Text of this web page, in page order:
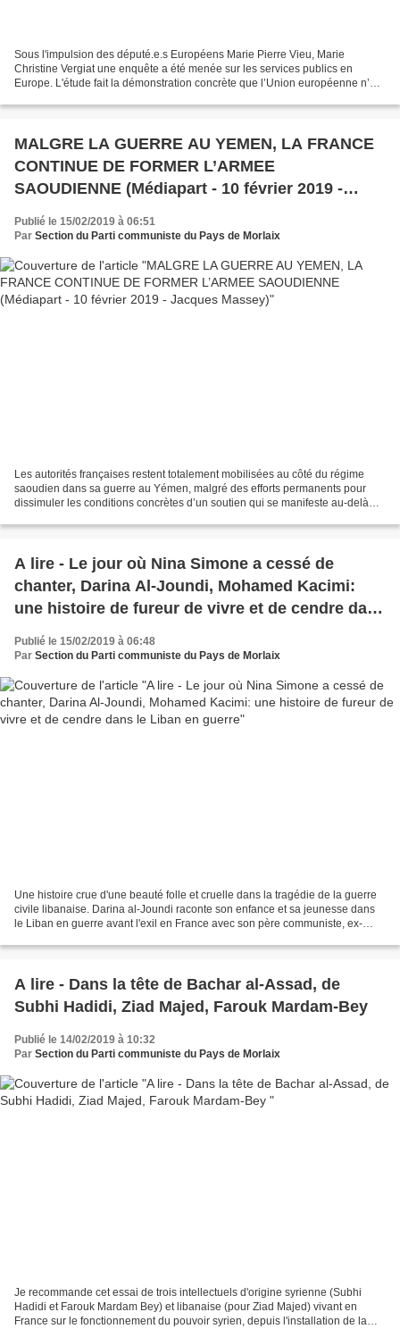
Sous l'impulsion des député.e.s Européens Marie Pierre Vieu, Marie
Christine Vergiat une enquête a été menée sur les services publics en
Europe. L'étude fait la démonstration concrète que l’Union européenne n’est
MALGRE LA GUERRE AU YEMEN, LA FRANCE
CONTINUE DE FORMER L’ARMEE
SAOUDIENNE (Médiapart - 10 février 2019 -
Publié le 15/02/2019 à 06:51
Par Section du Parti communiste du Pays de Morlaix
Les autorités françaises restent totalement mobilisées au côté du régime
saoudien dans sa guerre au Yémen, malgré des efforts permanents pour
dissimuler les conditions concrètes d’un soutien qui se manifeste au-delà
A lire - Le jour où Nina Simone a cessé de
chanter, Darina Al-Joundi, Mohamed Kacimi:
une histoire de fureur de vivre et de cendre dans
le Liban en guerre
Publié le 15/02/2019 à 06:48
Par Section du Parti communiste du Pays de Morlaix
Une histoire crue d'une beauté folle et cruelle dans la tragédie de la guerre
civile libanaise. Darina al-Joundi raconte son enfance et sa jeunesse dans
le Liban en guerre avant l'exil en France avec son père communiste, ex-
A lire - Dans la tête de Bachar al-Assad, de
Subhi Hadidi, Ziad Majed, Farouk Mardam-Bey
Publié le 14/02/2019 à 10:32
Par Section du Parti communiste du Pays de Morlaix
Je recommande cet essai de trois intellectuels d'origine syrienne (Subhi
Hadidi et Farouk Mardam Bey) et libanaise (pour Ziad Majed) vivant en
France sur le fonctionnement du pouvoir syrien, depuis l'installation de la